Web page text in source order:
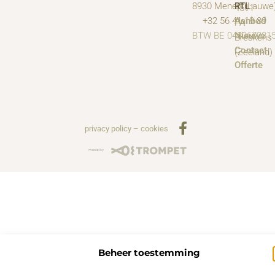
Beheer toestemming
RTL
Aanbod
Nieuws
Contact
Offerte
8930 Menen
+32 56 41 19 89
BTW BE
4511
PA
Breskens
(Zeeland)
privacy policy– cookies